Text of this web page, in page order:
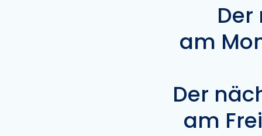
am
Der
am